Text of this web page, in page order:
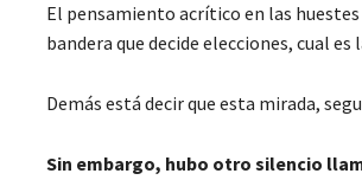
El pensamiento acrítico en las
bandera que decide elecciones, cual
Demás está decir que esta mirada,
Sin embargo, hubo otro silencio